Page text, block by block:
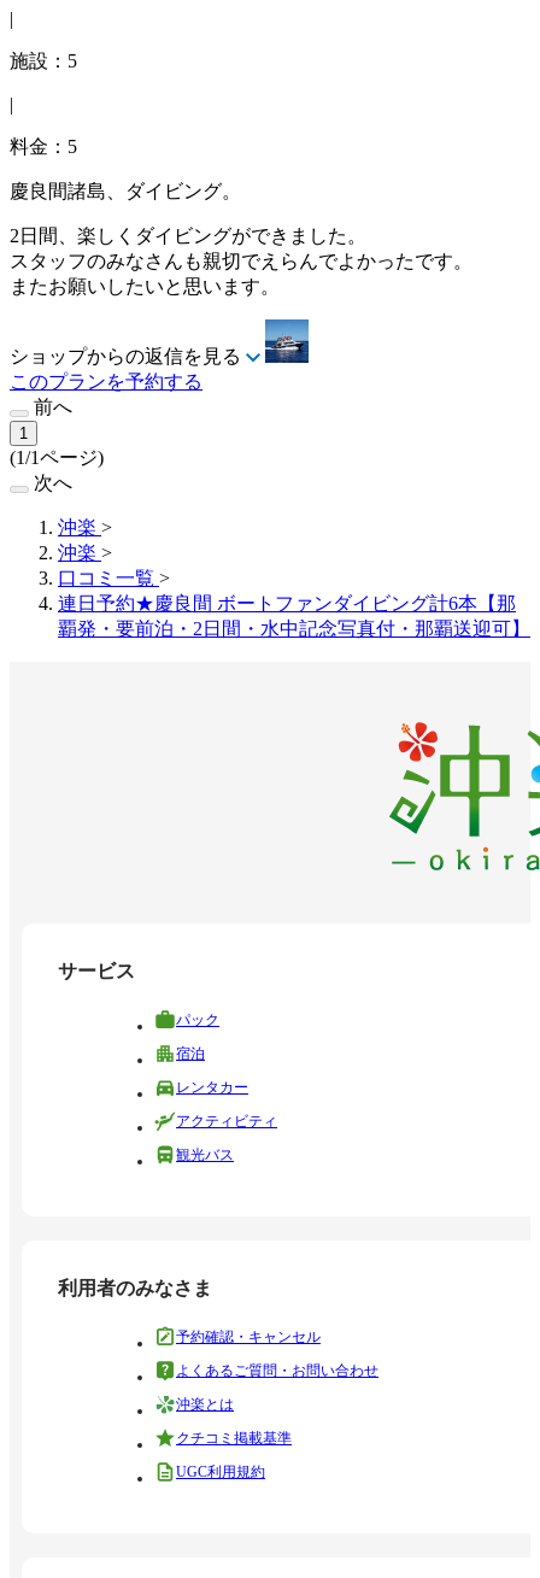
|
施設：5
|
料金：5
慶良間諸島、ダイビング。
2日間、楽しくダイビングができました。
スタッフのみなさんも親切でえらんでよかったです。
またお願いしたいと思います。
ショップからの返信を見る
このプランを予約する
前へ
1
(1/1ページ)
次へ
沖楽 >
沖楽 >
口コミ一覧 >
連日予約★慶良間 ボートファンダイビング計6本【那
覇発・要前泊・2日間・水中記念写真付・那覇送迎可】
サービス
パック
宿泊
レンタカー
アクティビティ
観光バス
利用者のみなさま
予約確認・キャンセル
よくあるご質問・お問い合わせ
沖楽とは
クチコミ掲載基準
UGC利用規約